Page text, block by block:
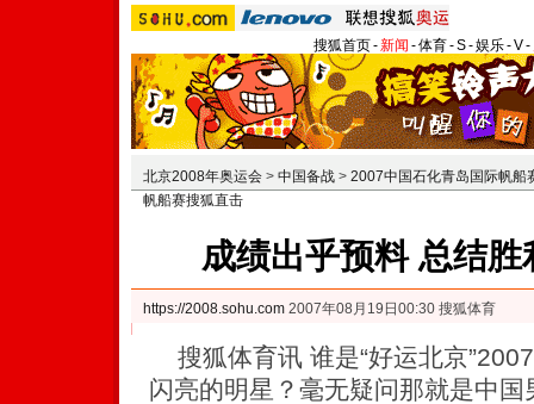
搜狐首页-新闻 -体育-S-娱乐-V-
北京2008年奥运会 > 中国备战 > 2007中国石化青岛国际帆船
帆船赛搜狐直击
成绩出乎预料 总结
https://2008.sohu.com 2007年08月19日00:30 搜狐体育
搜狐体育讯 谁是“好运北京
闪亮的明星？毫无疑问那就是中